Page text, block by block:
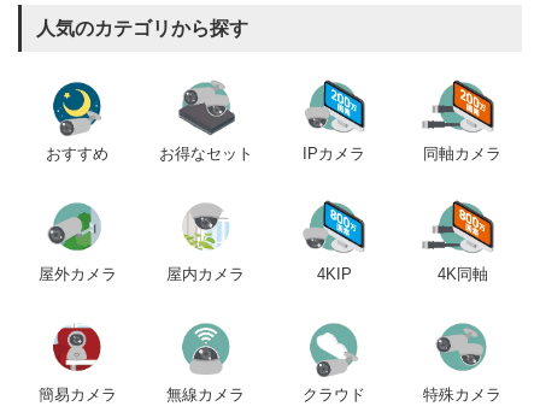
人気のカテゴリから探す
おすすめ お得なセット IPカメラ 同軸カメラ
屋外カメラ 屋内カメラ 4KIP 4K同軸
簡易カメラ 無線カメラ クラウド 特殊カメラ